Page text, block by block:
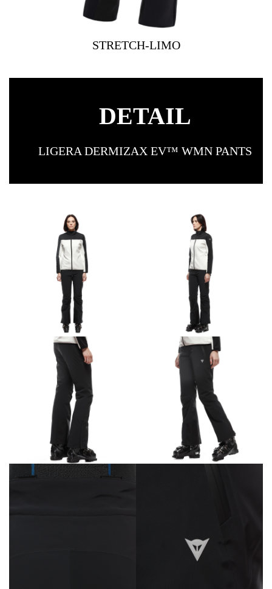
STRETCH-LIMO
DETAIL
LIGERA DERMIZAX EV™ WMN PANTS